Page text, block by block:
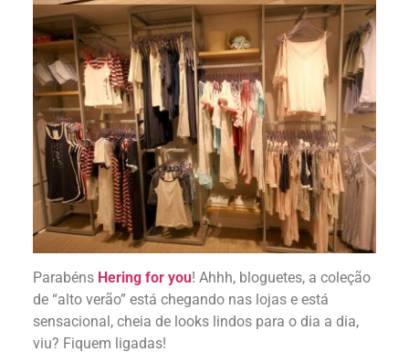
Parabéns Hering for you! Ahhh, bloguetes, a coleção
de “alto verão” está chegando nas lojas e está
sensacional, cheia de looks lindos para o dia a dia,
viu? Fiquem ligadas!